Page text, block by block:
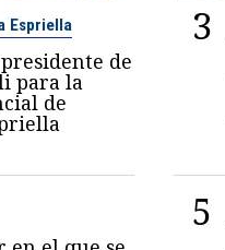
Espriella
de
para la
de
3
5